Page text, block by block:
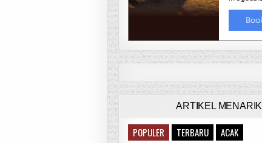
ARTIKEL MENARIK
POPULER TERBARU ACAK